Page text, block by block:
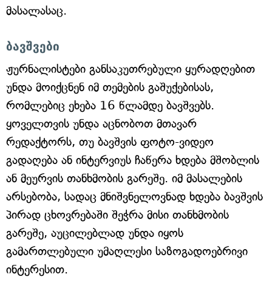
მასალასაც.
ბავშვები
ჟურნალისტები განსაკუთრებული ყურადღებით
უნდა მოიქცნენ იმ თემების გაშუქებისას,
რომლებიც ეხება 16 წლამდე ბავშვებს.
ყოველთვის უნდა აცნობოთ მთავარ
რედაქტორს, თუ ბავშვის ფოტო-ვიდეო
გადაღება ან ინტერვიუს ჩაწერა ხდება მშობლის
ან მეურვის თანხმობის გარეშე. იმ მასალების
არსებობა, სადაც მნიშვნელოვნად ხდება ბავშვის
პირად ცხოვრებაში შეჭრა მისი თანხმობის
გარეშე, აუცილებლად უნდა იყოს
გამართლებული უმაღლესი საზოგადოებრივი
ინტერესით.